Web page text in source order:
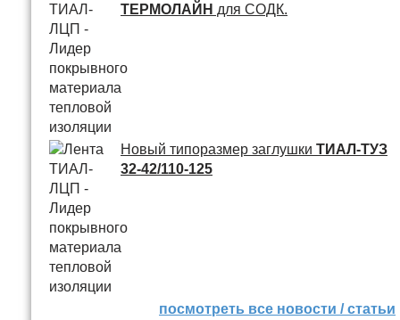
ТЕРМОЛАЙН для СОДК.
Новый типоразмер заглушки ТИАЛ-ТУЗ
32-42/110-125
посмотреть все новости / статьи